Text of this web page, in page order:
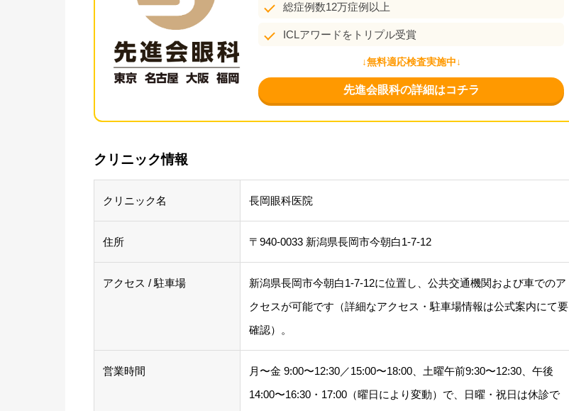
総症例数12万症例以上
ICLアワードをトリプル受賞
↓無料適応検査実施中↓
先進会眼科の詳細はコチラ
クリニック情報
クリニック名 長岡眼科医院
住所 〒940-0033 新潟県長岡市今朝白1-7-12
アクセス / 駐車場
新潟県長岡市今朝白1-7-12に位置し、公共交通機関および車でのア
クセスが可能です（詳細なアクセス・駐車場情報は公式案内にて要
確認）。
営業時間
月〜金 9:00〜12:30／15:00〜18:00、土曜午前9:30〜12:30、午後
14:00〜16:30・17:00（曜日により変動）で、日曜・祝日は休診で